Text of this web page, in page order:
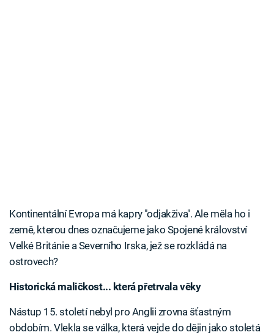
Kontinentální Evropa má kapry "odjakživa". Ale měla ho i
země, kterou dnes označujeme jako Spojené království
Velké Británie a Severního Irska, jež se rozkládá na
ostrovech?
Historická maličkost... která přetrvala věky
Nástup 15. století nebyl pro Anglii zrovna šťastným
obdobím. Vlekla se válka, která vejde do dějin jako stoletá